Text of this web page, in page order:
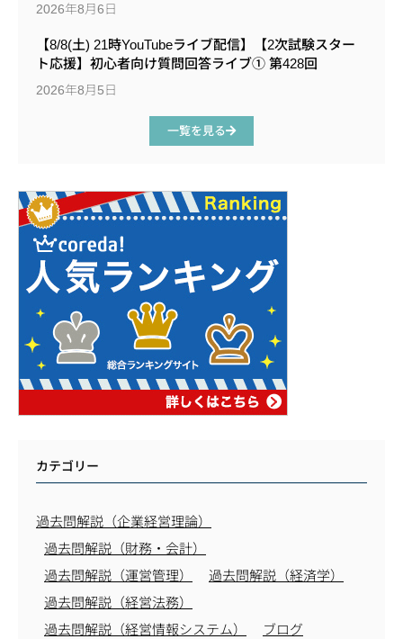
2026年8月6日
【8/8(土) 21時YouTubeライブ配信】【2次試験スター
ト応援】初心者向け質問回答ライブ① 第428回
2026年8月5日
一覧を見る
カテゴリー
過去問解説（企業経営理論）
過去問解説（財務・会計）
過去問解説（運営管理）
過去問解説（経済学）
過去問解説（経営法務）
過去問解説（経営情報システム）
ブログ